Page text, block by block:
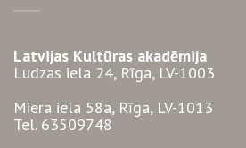
Latvijas Kultūras akadēmija
Ludzas iela 24, Rīga, LV-1003
Miera iela 58a, Rīga, LV-1013
Tel. 63509748